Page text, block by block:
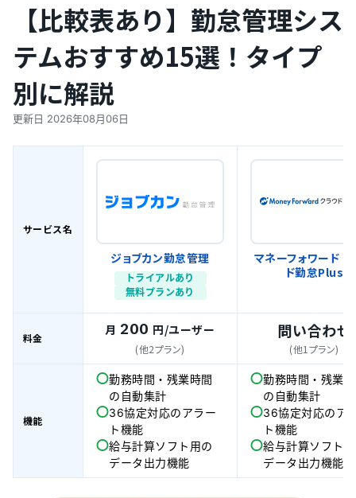
【比較表あり】勤怠管理シス
テムおすすめ15選！タイプ
別に解説
更新日 2026年08月06日
サービス名
ジョブカン勤怠管理
トライアルあり
無料プランあり
マネーフォワード
ド勤怠Plus
料金
月 200 円/ユーザー
(他2プラン)
問い合わせ
(他1プラン)
機能
勤務時間・残業時間
の自動集計
36協定対応のアラー
ト機能
給与計算ソフト用の
データ出力機能
勤務時間・残業
の自動集計
36協定対応のア
ト機能
給与計算ソフト
データ出力機能